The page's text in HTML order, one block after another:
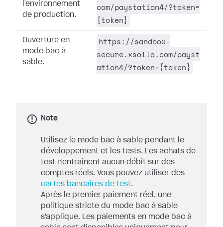
l'environnement
de production.
com/paystation4/?token=
{token}
Ouverture en
mode bac à
sable.
https://sandbox-
secure.xsolla.com/payst
ation4/?token={token}
Note
Utilisez le mode bac à sable pendant le
développement et les tests. Les achats de
test n'entraînent aucun débit sur des
comptes réels. Vous pouvez utiliser des
cartes bancaires de test.
Après le premier paiement réel, une
politique stricte du mode bac à sable
s'applique. Les paiements en mode bac à